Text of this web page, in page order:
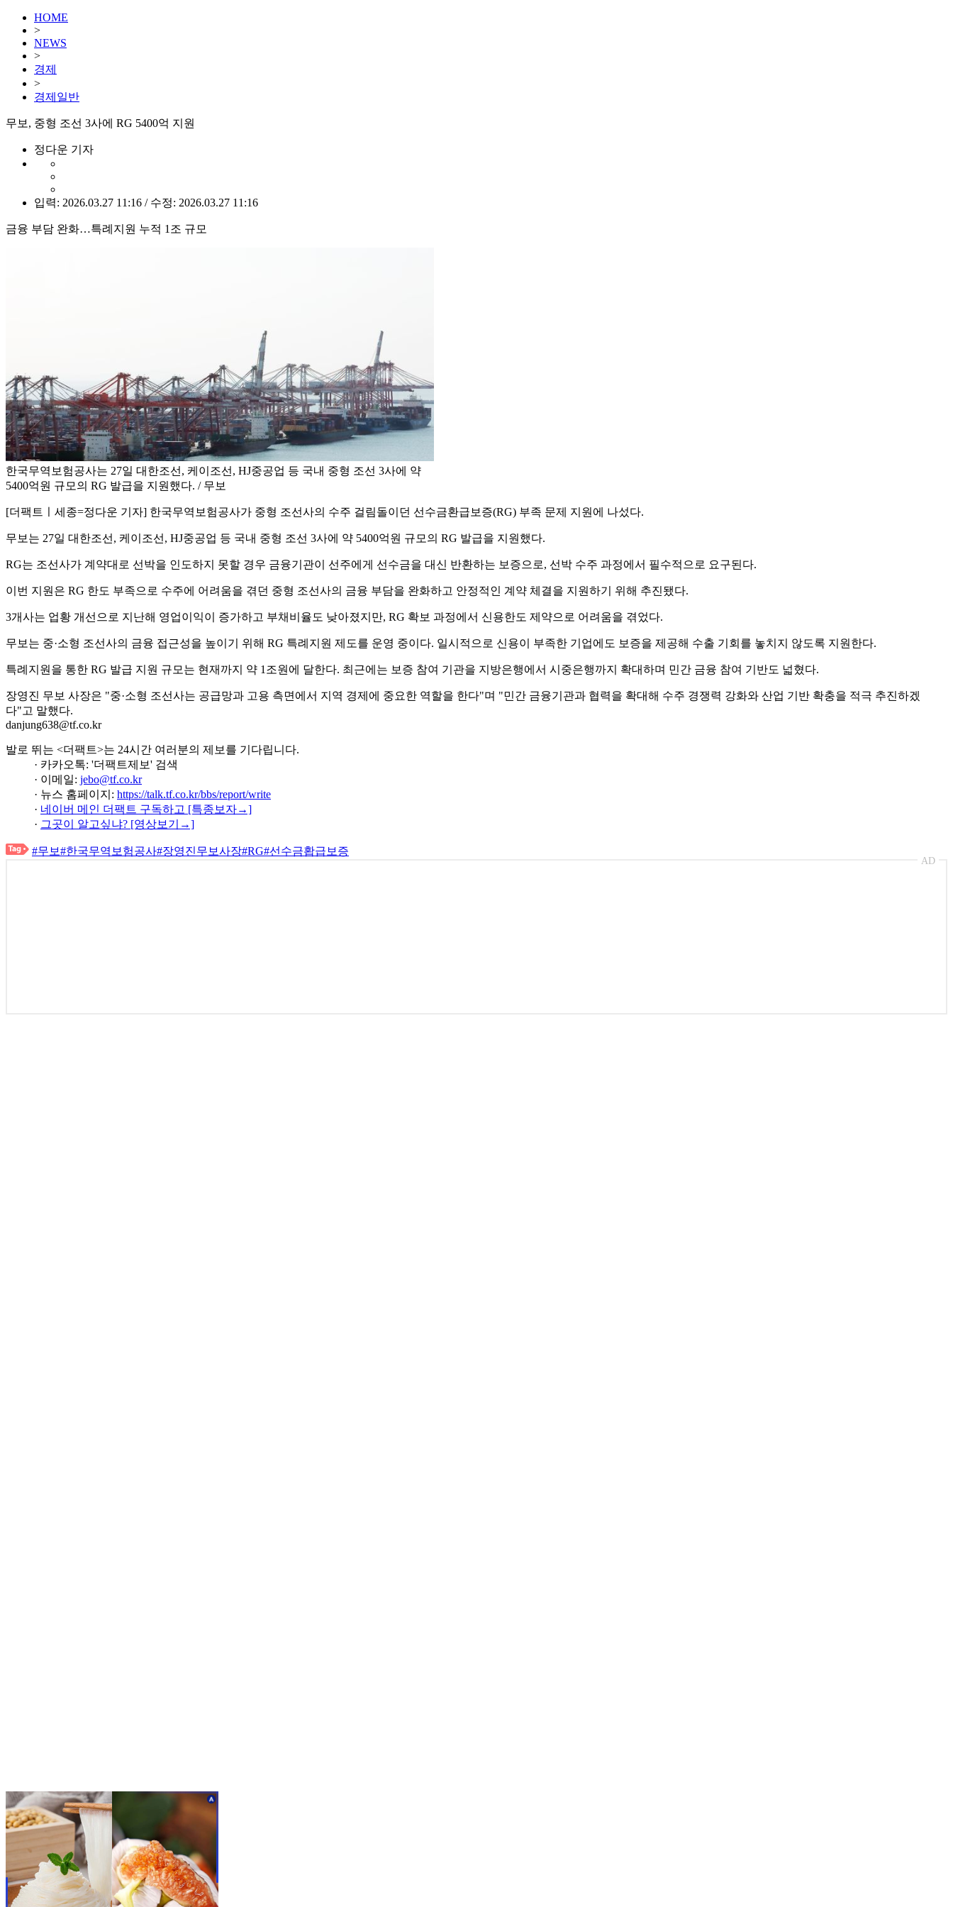
HOME
>
NEWS
>
경제
>
경제일반
무보, 중형 조선 3사에 RG 5400억 지원
정다운 기자
입력: 2026.03.27 11:16 / 수정: 2026.03.27 11:16
금융 부담 완화…특례지원 누적 1조 규모
한국무역보험공사는 27일 대한조선, 케이조선, HJ중공업 등 국내 중형 조선 3사에 약
5400억원 규모의 RG 발급을 지원했다. / 무보
[더팩트ㅣ세종=정다운 기자] 한국무역보험공사가 중형 조선사의 수주 걸림돌이던 선수금환급보증(RG) 부족 문제 지원에 나섰다.
무보는 27일 대한조선, 케이조선, HJ중공업 등 국내 중형 조선 3사에 약 5400억원 규모의 RG 발급을 지원했다.
RG는 조선사가 계약대로 선박을 인도하지 못할 경우 금융기관이 선주에게 선수금을 대신 반환하는 보증으로, 선박 수주 과정에서 필수적으로 요구된다.
이번 지원은 RG 한도 부족으로 수주에 어려움을 겪던 중형 조선사의 금융 부담을 완화하고 안정적인 계약 체결을 지원하기 위해 추진됐다.
3개사는 업황 개선으로 지난해 영업이익이 증가하고 부채비율도 낮아졌지만, RG 확보 과정에서 신용한도 제약으로 어려움을 겪었다.
무보는 중·소형 조선사의 금융 접근성을 높이기 위해 RG 특례지원 제도를 운영 중이다. 일시적으로 신용이 부족한 기업에도 보증을 제공해 수출 기회를 놓치지 않도록 지원한다.
특례지원을 통한 RG 발급 지원 규모는 현재까지 약 1조원에 달한다. 최근에는 보증 참여 기관을 지방은행에서 시중은행까지 확대하며 민간 금융 참여 기반도 넓혔다.
장영진 무보 사장은 "중·소형 조선사는 공급망과 고용 측면에서 지역 경제에 중요한 역할을 한다"며 "민간 금융기관과 협력을 확대해 수주 경쟁력 강화와 산업 기반 확충을 적극 추진하겠
다"고 말했다.
danjung638@tf.co.kr
발로 뛰는 <더팩트>는 24시간 여러분의 제보를 기다립니다.
· 카카오톡: '더팩트제보' 검색
· 이메일: jebo@tf.co.kr
· 뉴스 홈페이지: https://talk.tf.co.kr/bbs/report/write
· 네이버 메인 더팩트 구독하고 [특종보자→]
· 그곳이 알고싶냐? [영상보기→]
#무보#한국무역보험공사#장영진무보사장#RG#선수금홥급보증
AD